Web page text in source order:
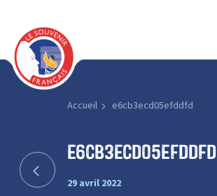
Accueil e6cb3ecd05efddfd
e6cb3ecd05efddfd
29 avril 2022